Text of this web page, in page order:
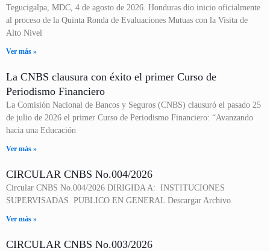
Tegucigalpa, MDC, 4 de agosto de 2026. Honduras dio inicio oficialmente
al proceso de la Quinta Ronda de Evaluaciones Mutuas con la Visita de
Alto Nivel
Ver más »
La CNBS clausura con éxito el primer Curso de
Periodismo Financiero
La Comisión Nacional de Bancos y Seguros (CNBS) clausuró el pasado 25
de julio de 2026 el primer Curso de Periodismo Financiero: “Avanzando
hacia una Educación
Ver más »
CIRCULAR CNBS No.004/2026
Circular CNBS No.004/2026 DIRIGIDA A: INSTITUCIONES
SUPERVISADAS PUBLICO EN GENERAL Descargar Archivo.
Ver más »
CIRCULAR CNBS No.003/2026